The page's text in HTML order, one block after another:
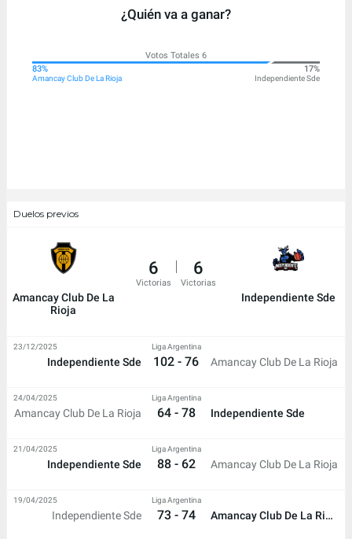
¿Quién va a ganar?
Votos Totales 6
83%
Amancay Club De La Rioja
17%
Independiente Sde
Duelos previos
Amancay Club De La
Rioja
6
Victorias
6
Victorias
Independiente Sde
Independiente Sde
Liga Argentina
102 - 76 Amancay Club De La Rioja
23/12/2025
Amancay Club De La Rioja
Liga Argentina
64 - 78 Independiente Sde
24/04/2025
Independiente Sde
Liga Argentina
88 - 62 Amancay Club De La Rioja
21/04/2025
Independiente Sde
Liga Argentina
73 - 74 Amancay Club De La Rioja
19/04/2025